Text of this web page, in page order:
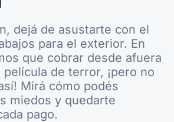
dejá de asustarte con el
para el exterior. En
que cobrar desde afuera
de terror, ¡pero no
Mirá cómo podés
miedos y quedarte
pago.